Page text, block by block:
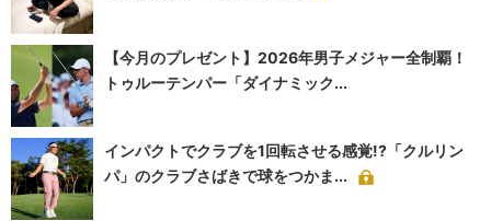
【今月のプレゼント】2026年男子メジャー全制覇！
トゥルーテンパー「ダイナミック...
インパクトでクラブを1回転させる感覚!?「クルリン
パ」のクラブさばきで球をつかま...